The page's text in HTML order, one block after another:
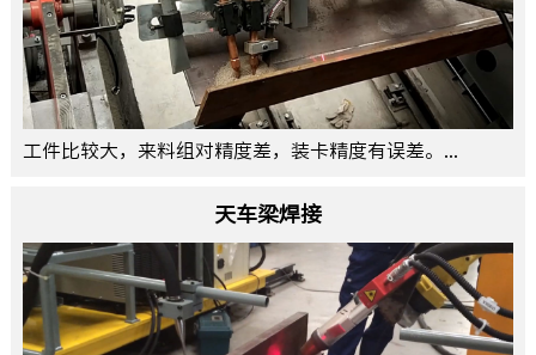
工件比较大，来料组对精度差，装卡精度有误差。...
天车梁焊接